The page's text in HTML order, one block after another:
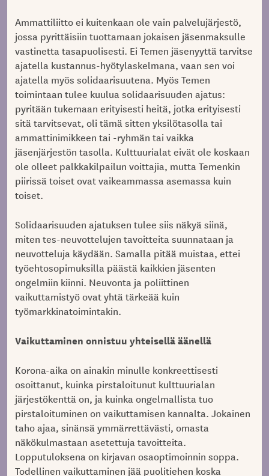
Ammattiliitto ei kuitenkaan ole vain palvelujärjestö,
jossa pyrittäisiin tuottamaan jokaisen jäsenmaksulle
vastinetta tasapuolisesti. Ei Temen jäsenyyttä tarvitse
ajatella kustannus-hyötylaskelmana, vaan sen voi
ajatella myös solidaarisuutena. Myös Temen
toimintaan tulee kuulua solidaarisuuden ajatus:
pyritään tukemaan erityisesti heitä, jotka erityisesti
sitä tarvitsevat, oli tämä sitten yksilötasolla tai
ammattinimikkeen tai -ryhmän tai vaikka
jäsenjärjestön tasolla. Kulttuurialat eivät ole koskaan
ole olleet palkkakilpailun voittajia, mutta Temenkin
piirissä toiset ovat vaikeammassa asemassa kuin
toiset.
Solidaarisuuden ajatuksen tulee siis näkyä siinä,
miten tes-neuvottelujen tavoitteita suunnataan ja
neuvotteluja käydään. Samalla pitää muistaa, ettei
työehtosopimuksilla päästä kaikkien jäsenten
ongelmiin kiinni. Neuvonta ja poliittinen
vaikuttamistyö ovat yhtä tärkeää kuin
työmarkkinatoimintakin.
Vaikuttaminen onnistuu yhteisellä äänellä
Korona-aika on ainakin minulle konkreettisesti
osoittanut, kuinka pirstaloitunut kulttuurialan
järjestökenttä on, ja kuinka ongelmallista tuo
pirstaloituminen on vaikuttamisen kannalta. Jokainen
taho ajaa, sinänsä ymmärrettävästi, omasta
näkökulmastaan asetettuja tavoitteita.
Lopputuloksena on kirjavan osaoptimoinnin soppa.
Todellinen vaikuttaminen jää puolitiehen koska